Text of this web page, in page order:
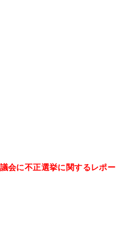
会に不正選挙に関するレポー